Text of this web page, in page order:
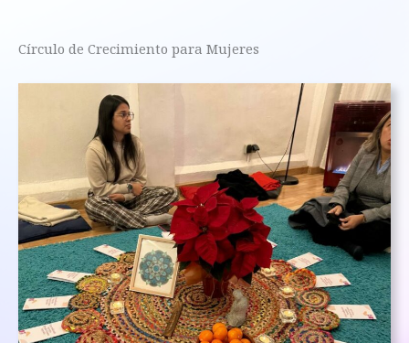
Círculo de Crecimiento para Mujeres